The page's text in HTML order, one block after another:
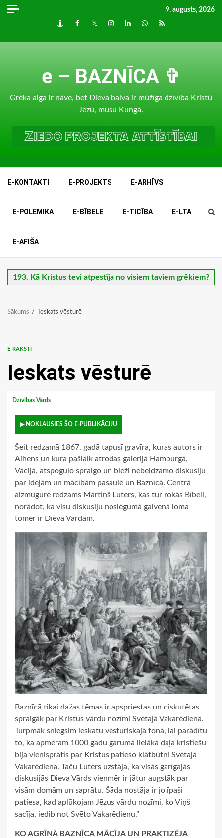
Skip
9. augusts, 2026
DraugiemFacebook
TwitterInstagram
LinkedInwhatsapp
RSS
e – BAZNĪCA ✞
Grēka alga ir nāve, bet Dieva balva ir mūžīga dzīvība Kristū
Jēzū, mūsu Kungā.
E-KONTAKTI E-PROJEKTS E-ARHĪVS
E-POLEMIKA E-BĪBELE E-TICĪBA E-LTA
E-AFIŠA
193. Kā Kristus tevi atpestīja no visiem taviem grēkiem?
Sākums Ieskats vēsturē
E-RAKSTI
Ieskats vēsturē
Dzīvības Vārds
▶ NOKLAUSIES ŠO E-PUBLIKĀCIJU
Šeit redzamā 1867. gadā tapusī gravīra, kuras autors ir
Aihens un kura pašlaik atrodas galerijā Hamburgā,
Vācijā, atspoguļo spraigo un bieži nebeidzamo diskusiju
par idejām un mācībām pasaulē un Baznīcā. Centrā
aizmugurē redzams Mārtiņš Luters, kas tur rokās Bībeli,
norādot, ka visu diskusiju noslēgumā galvenā loma
tomēr ir Dieva Vārdam.
Baznīcā tikai dažas tēmas ir apspriestas un diskutētas
spraigāk par Kristus vārdu nozīmi Svētajā Vakarēdienā.
Turpmāk sniegsim ieskatu vēsturiskajā fonā, lai parādītu
to, ka apmēram 1000 gadu garumā lielākā daļa kristiešu
bija vienisprātis par Kristus patieso klātbūtni Svētajā
Vakarēdienā. Taču Luters uzstāja, ka visās garīgajās
diskusijās Dieva Vārds vienmēr ir jātur augstāk par
visām domām un saprātu. Šāda nostāja ir jo īpaši
patiesa, kad aplūkojam Jēzus vārdu nozīmi, ko Viņš
sacīja, iedibinot Svēto Vakarēdienu.”
KO AGRĪNĀ BAZNĪCA MĀCĪJA UN PRAKTIZĒJA